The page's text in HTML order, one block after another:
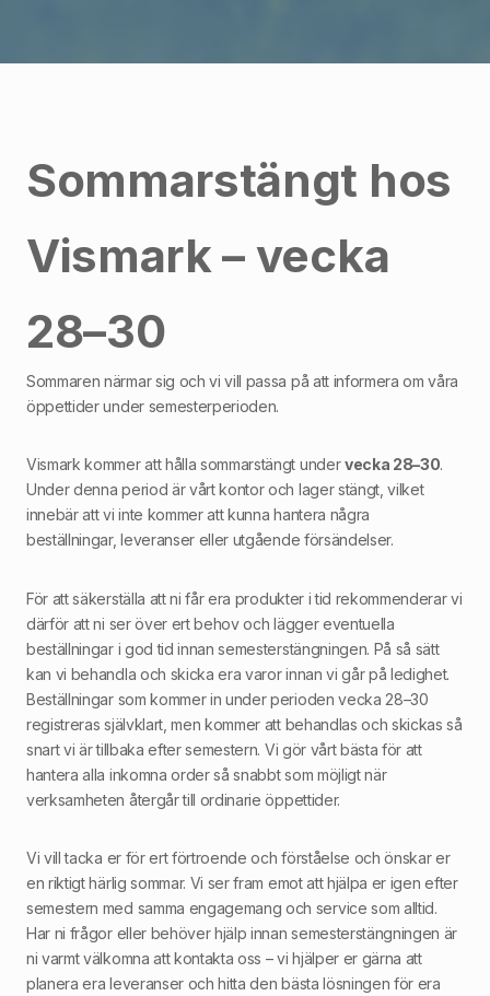
Sommarstängt hos
Vismark – vecka
28–30
Sommaren närmar sig och vi vill passa på att informera om våra
öppettider under semesterperioden.
Vismark kommer att hålla sommarstängt undervecka 28–30.
Under denna period är vårt kontor och lager stängt, vilket
innebär att vi inte kommer att kunna hantera några
beställningar, leveranser eller utgående försändelser.
För att säkerställa att ni får era produkter i tid rekommenderar vi
därför att ni ser över ert behov och lägger eventuella
beställningar i god tid innan semesterstängningen. På så sätt
kan vi behandla och skicka era varor innan vi går på ledighet.
Beställningar som kommer in under perioden vecka 28–30
registreras självklart, men kommer att behandlas och skickas så
snart vi är tillbaka efter semestern. Vi gör vårt bästa för att
hantera alla inkomna order så snabbt som möjligt när
verksamheten återgår till ordinarie öppettider.
Vi vill tacka er för ert förtroende och förståelse och önskar er
en riktigt härlig sommar. Vi ser fram emot att hjälpa er igen efter
semestern med samma engagemang och service som alltid.
Har ni frågor eller behöver hjälp innan semesterstängningen är
ni varmt välkomna att kontakta oss – vi hjälper er gärna att
planera era leveranser och hitta den bästa lösningen för era